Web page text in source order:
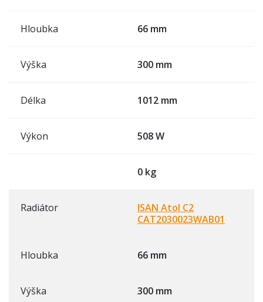
Hloubka 66 mm
Výška 300 mm
Délka 1012 mm
Výkon 508 W
0 kg
Radiátor
ISAN Atol C2
CAT2030023WAB01
Hloubka 66 mm
Výška 300 mm